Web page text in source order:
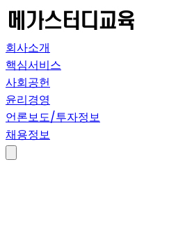
회사소개
핵심서비스
사회공헌
윤리경영
언론보도/투자정보
채용정보